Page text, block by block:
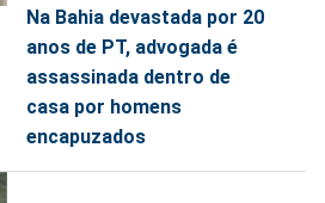
Na Bahia devastada por 20
anos de PT, advogada é
assassinada dentro de
casa por homens
encapuzados